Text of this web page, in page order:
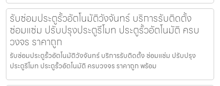
รับซ่อมประตูรั้วอัตโนมัติวังจันทร์ บริการรับติดตั้ง
ซ่อมแซ่ม ปรับปรุงประตูรีโมท ประตูรั้วอัตโนมัติ ครบ
วงจร ราคาถูก
รับซ่อมประตูรั้วอัตโนมัติวังจันทร์ บริการรับติดตั้ง ซ่อมแซ่ม ปรับปรุง
ประตูรีโมท ประตูรั้วอัตโนมัติ ครบวงจร ราคาถูก พร้อม